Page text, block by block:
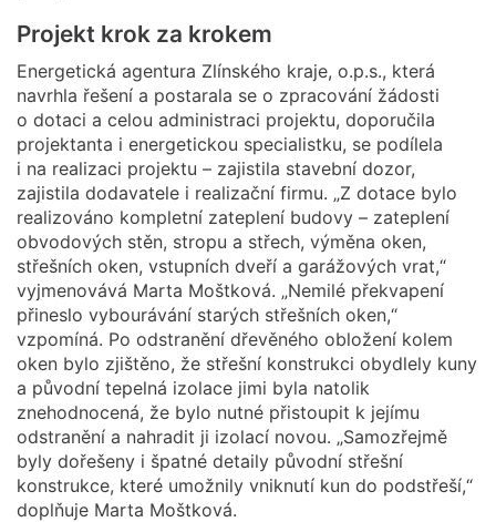
Projekt krok za krokem
Energetická agentura Zlínského kraje, o.p.s., která
navrhla řešení a postarala se o zpracování žádosti
o dotaci a celou administraci projektu, doporučila
projektanta i energetickou specialistku, se podílela
i na realizaci projektu – zajistila stavební dozor,
zajistila dodavatele i realizační firmu. „Z dotace bylo
realizováno kompletní zateplení budovy – zateplení
obvodových stěn, stropu a střech, výměna oken,
střešních oken, vstupních dveří a garážových vrat,“
vyjmenovává Marta Moštková. „Nemilé překvapení
přineslo vybourávání starých střešních oken,“
vzpomíná. Po odstranění dřevěného obložení kolem
oken bylo zjištěno, že střešní konstrukci obydlely kuny
a původní tepelná izolace jimi byla natolik
znehodnocená, že bylo nutné přistoupit k jejímu
odstranění a nahradit ji izolací novou. „Samozřejmě
byly dořešeny i špatné detaily původní střešní
konstrukce, které umožnily vniknutí kun do podstřeší,“
doplňuje Marta Moštková.